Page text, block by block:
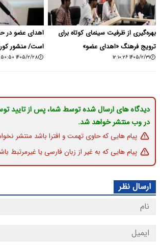
بهره‌گیری از ظرفیت سینمای کوتاه برای
ترویج فرهنگ «اهدای عضو»
۱۴۰۵/۲/۳۱ ۱۲:۱۰:۲۶
اهدای عضو در
است/ منشور
۱۴۰۵/۲/۲۸ ۱۹:۵۰:۵۰
دیدگاه های ارسال شده توسط شما، پس از تایید
در وب منتشر خواهد شد.
پیام هایی که حاوی تهمت و افترا باشد منتشر
پیام هایی که به غیر از زبان فارسی یا غیرمرتبط
ارسال نظر